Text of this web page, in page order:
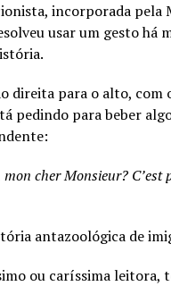
incorporada pela
usar um gesto há
direita para o alto,
pedindo para beber
cher Monsieur? C’est
antazoológica de
ou caríssima leitora,